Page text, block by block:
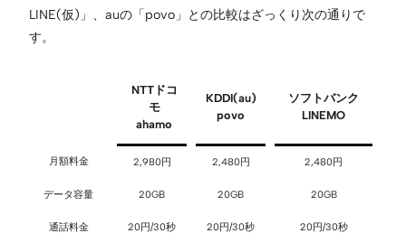
LINE(仮)」、auの「povo」との比較はざっくり次の通りで
す。
NTTドコ
モ
ahamo
KDDI(au)
povo
ソフトバンク
LINEMO
月額料金 2,980円 2,480円 2,480円
データ容量 20GB 20GB 20GB
通話料金 20円/30秒 20円/30秒 20円/30秒